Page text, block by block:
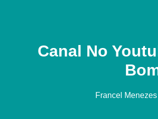
Canal No
Francel